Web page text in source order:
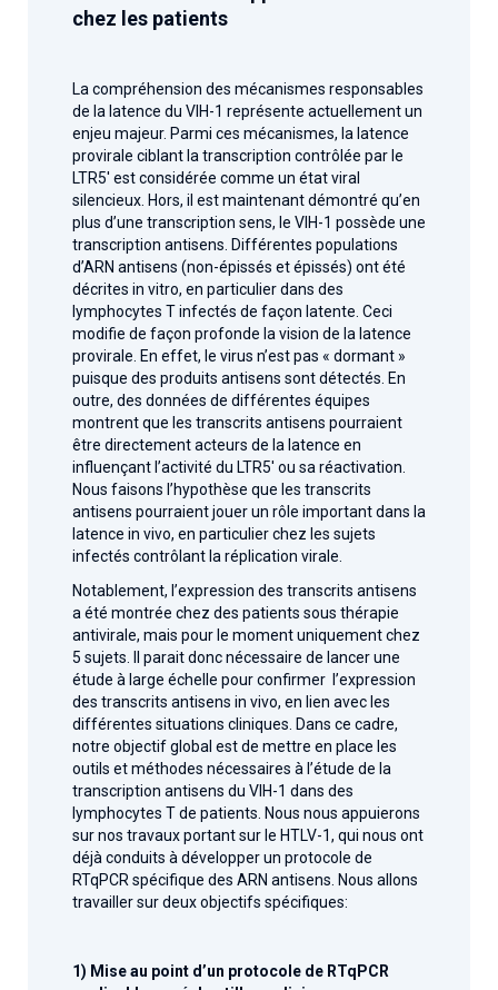
chez les patients
La compréhension des mécanismes responsables
de la latence du VIH-1 représente actuellement un
enjeu majeur. Parmi ces mécanismes, la latence
provirale ciblant la transcription contrôlée par le
LTR5′ est considérée comme un état viral
silencieux. Hors, il est maintenant démontré qu’en
plus d’une transcription sens, le VIH-1 possède une
transcription antisens. Différentes populations
d’ARN antisens (non-épissés et épissés) ont été
décrites in vitro, en particulier dans des
lymphocytes T infectés de façon latente. Ceci
modifie de façon profonde la vision de la latence
provirale. En effet, le virus n’est pas « dormant »
puisque des produits antisens sont détectés. En
outre, des données de différentes équipes
montrent que les transcrits antisens pourraient
être directement acteurs de la latence en
influençant l’activité du LTR5′ ou sa réactivation.
Nous faisons l’hypothèse que les transcrits
antisens pourraient jouer un rôle important dans la
latence in vivo, en particulier chez les sujets
infectés contrôlant la réplication virale.
Notablement, l’expression des transcrits antisens
a été montrée chez des patients sous thérapie
antivirale, mais pour le moment uniquement chez
5 sujets. Il parait donc nécessaire de lancer une
étude à large échelle pour confirmer l’expression
des transcrits antisens in vivo, en lien avec les
différentes situations cliniques. Dans ce cadre,
notre objectif global est de mettre en place les
outils et méthodes nécessaires à l’étude de la
transcription antisens du VIH-1 dans des
lymphocytes T de patients. Nous nous appuierons
sur nos travaux portant sur le HTLV-1, qui nous ont
déjà conduits à développer un protocole de
RTqPCR spécifique des ARN antisens. Nous allons
travailler sur deux objectifs spécifiques:
1) Mise au point d’un protocole de RTqPCR